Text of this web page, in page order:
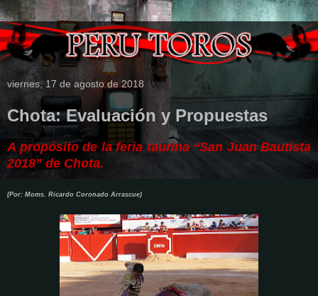
viernes, 17 de agosto de 2018
Chota: Evaluación y Propuestas
A propósito de la feria taurina “San Juan Bautista
2018” de Chota.
(Por: Moms. Ricardo Coronado Arrascue)